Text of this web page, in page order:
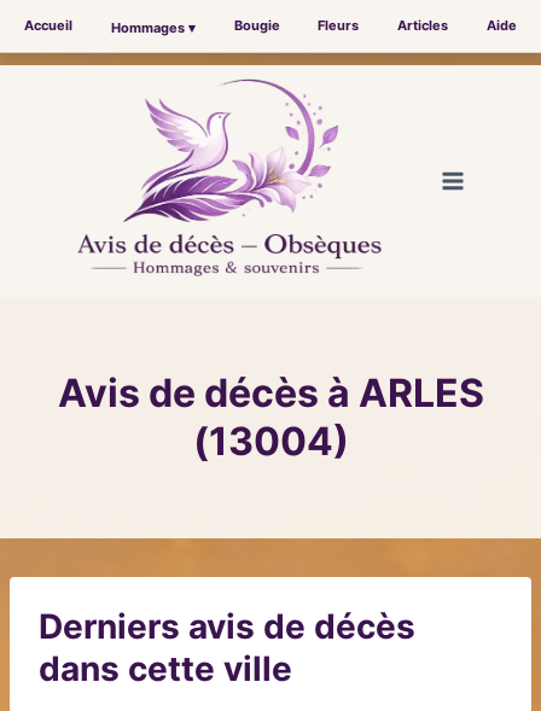
Accueil Hommages ▾ Bougie Fleurs Articles Aide
Avis de décès à ARLES
(13004)
Derniers avis de décès
dans cette ville